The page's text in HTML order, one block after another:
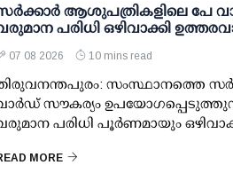
ആശുപത്രികളിലെ പേ
പരിധി ഒഴിവാക്കി
07 08 2026 10 mins read
സംസ്ഥാനത്തെ
സൗകര്യം
പരിധി പൂര്‍ണമായും
MORE